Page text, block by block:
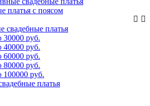
платья с поясом
свадебные платья
30000 руб.
40000 руб.
60000 руб.
80000 руб.
100000 руб.
платья